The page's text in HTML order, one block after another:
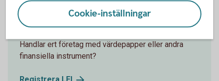
LEI – Legal Entity Identifier
Handlar ert företag med värdepapper eller andra
finansiella instrument?
Cookie-inställningar